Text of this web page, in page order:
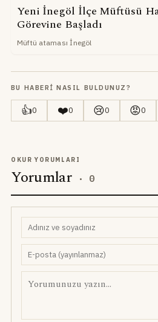
Yeni İnegöl İlçe Müftüsü
Görevine Başladı
Müftü ataması İnegöl
BU HABERI NASIL BULDUNUZ?
👍0 ❤️0 😢0 😡0
OKUR YORUMLARI
Yorumlar · 0